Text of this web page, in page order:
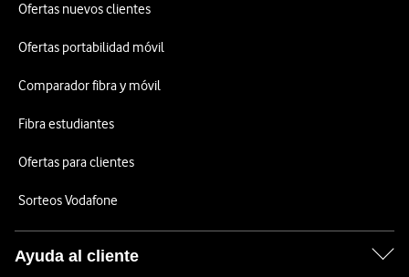
Ofertas nuevos clientes
Ofertas portabilidad móvil
Comparador fibra y móvil
Fibra estudiantes
Ofertas para clientes
Sorteos Vodafone
Ayuda al cliente